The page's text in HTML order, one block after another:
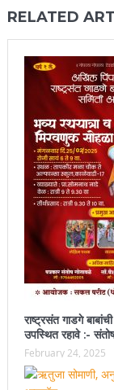
RELATED
राष्ट्रसंत गाडगे
उपस्थित रहावे :-
February 24, 2025